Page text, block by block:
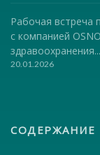
Рабочая встреча
с компанией
здравоохранения...
20.01.2026
СОДЕРЖАНИЕ